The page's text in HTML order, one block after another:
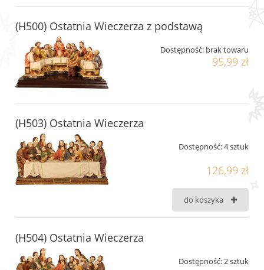
(H500) Ostatnia Wieczerza z podstawą
Dostępność: brak towaru
95,99 zł
(H503) Ostatnia Wieczerza
Dostępność:4 sztuk
126,99 zł
do koszyka
(H504) Ostatnia Wieczerza
Dostępność:2 sztuk